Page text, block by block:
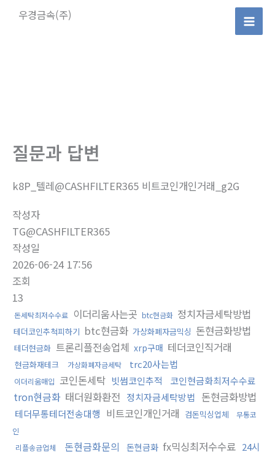
우경금속(주)
Main
질문과 답변
k8P_텔레@CASHFILTER365 비트코인개인거래_g2G
작성자
TG@CASHFILTER365
작성일
2026-06-24 17:56
조회
13
돈세탁최저수수료 이더리움사는곳 btc현금화 정치자금세탁방법
테더코인추척피하기 btc현금화 가상화폐자금믹싱 돈현금화방법
테더현금화 트론리플전송업체 xrp구매 테더코인직거래
현금화재테크 가상화폐자금세탁 trc20사는법
이더리움매입 코인돈세탁 빗썸코인추적 코인현금화최저수수료
tron현금화 태더원화환전 정치자금세탁방법 돈현금화방법
테더무통테더전송대행 비트코인개인거래 검돈믹싱업체
무통코
인
리플송금업체
돈현금화문의 돈현금화 fx믹싱최저수수료 24시